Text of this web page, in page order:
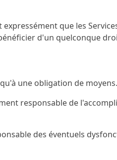
expressément que les
d'un quelconque
une obligation de moyens.
responsable de
des éventuels